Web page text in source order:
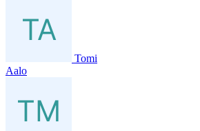
Tomi
Aalo